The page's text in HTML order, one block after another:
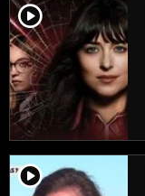
player2
player2